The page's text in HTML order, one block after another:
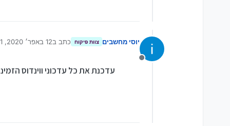
מנותק
יוסי מחשבים צוות פיקוח כתב ב12 באפר׳ 2020, 14:41
נערך לאחרונה על
עדכנת את כל עדכוני ווינדוס